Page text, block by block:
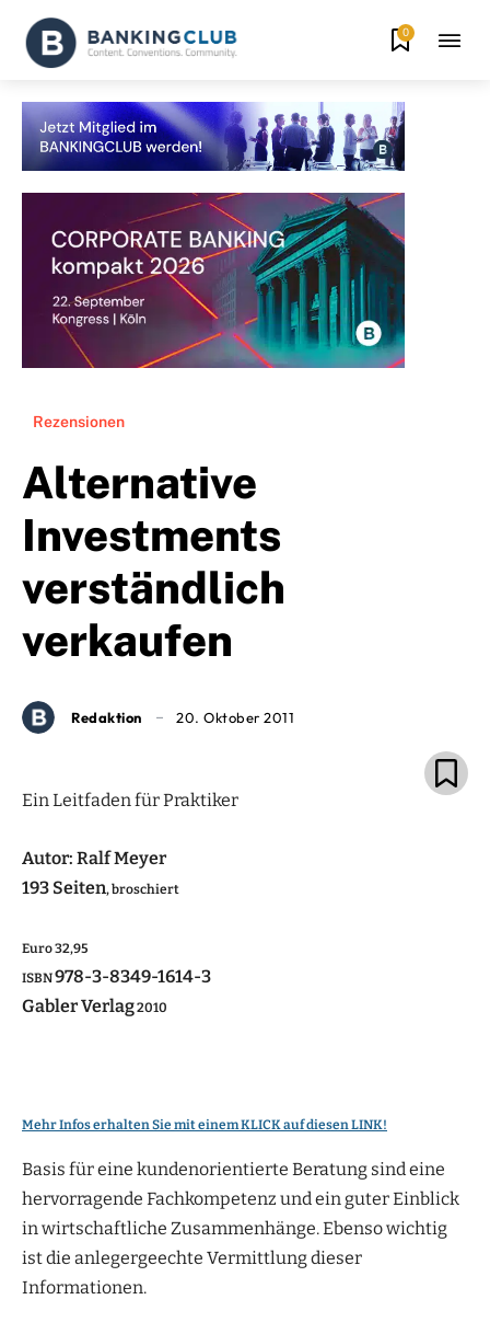
0
Rezensionen
Alternative
Investments
verständlich
verkaufen
Redaktion 20. Oktober 2011
Ein Leitfaden für Praktiker
Autor: Ralf Meyer
193 Seiten, broschiert
Euro 32,95
ISBN978-3-8349-1614-3
Gabler Verlag2010
Mehr Infos erhalten Sie mit einem KLICK auf diesen LINK!
Basis für eine kundenorientierte Beratung sind eine
hervorragende Fachkompetenz und ein guter Einblick
in wirtschaftliche Zusammenhänge. Ebenso wichtig
ist die anlegergeechte Vermittlung dieser
Informationen.